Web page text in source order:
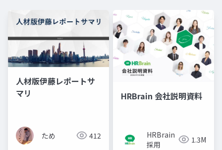
人材版伊藤レポートサ
マリ
ため 412
HRBrain 会社説明資料
HRBrain
採用
1.3M